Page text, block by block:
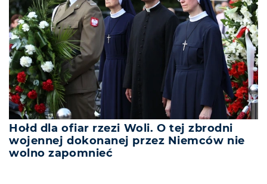
Hołd dla ofiar rzezi Woli. O tej zbrodni
wojennej dokonanej przez Niemców nie
wolno zapomnieć